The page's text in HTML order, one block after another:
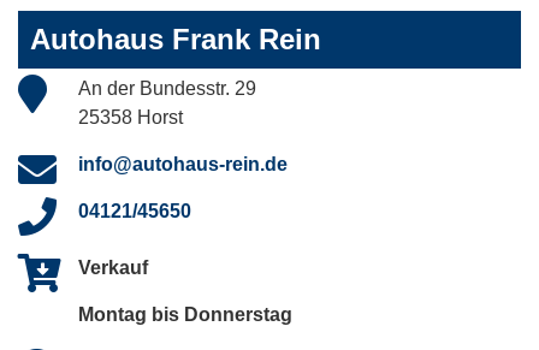
Autohaus Frank Rein
An der Bundesstr. 29
25358 Horst
info@autohaus-rein.de
04121/45650
Verkauf
Montag bis Donnerstag